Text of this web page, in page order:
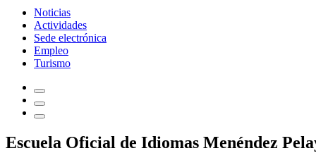
Noticias
Actividades
Sede electrónica
Empleo
Turismo
Escuela Oficial de Idiomas Menéndez